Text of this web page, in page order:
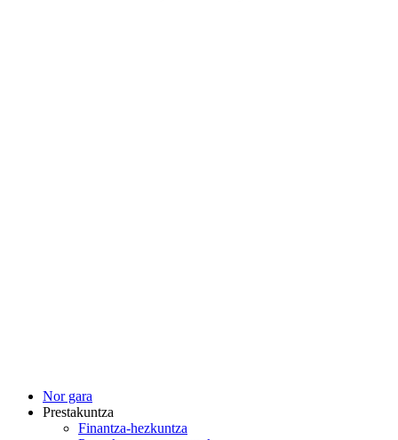
Nor gara
Prestakuntza
Finantza-hezkuntza